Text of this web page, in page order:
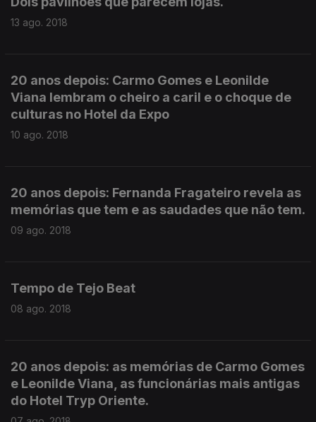
13 ago. 2018
20 anos depois: Carmo Gomes e Leonilde
Viana lembram o cheiro a caril e o choque de
culturas no Hotel da Expo
10 ago. 2018
20 anos depois: Fernanda Fragateiro revela as
memórias que tem e as saudades que não tem.
09 ago. 2018
Tempo de Tejo Beat
08 ago. 2018
20 anos depois: as memórias de Carmo Gomes
e Leonilde Viana, as funcionárias mais antigas
do Hotel Tryp Oriente.